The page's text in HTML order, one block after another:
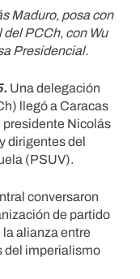
Maduro, posa con
PCCh, con Wu
Presidencial.
Una delegación
llegó a Caracas
presidente Nicolás
dirigentes del
(PSUV).
conversaron
de partido
alianza entre
del imperialismo